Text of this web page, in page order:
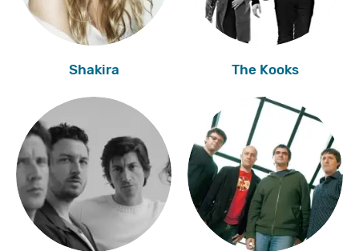
Shakira The Kooks